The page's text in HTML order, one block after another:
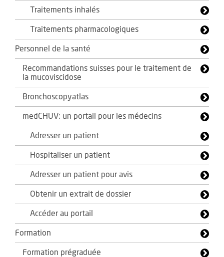
Traitements inhalés
Traitements pharmacologiques
Personnel de la santé
Recommandations suisses pour le traitement de
la mucoviscidose
Bronchoscopyatlas
medCHUV: un portail pour les médecins
Adresser un patient
Hospitaliser un patient
Adresser un patient pour avis
Obtenir un extrait de dossier
Accéder au portail
Formation
Formation prégraduée